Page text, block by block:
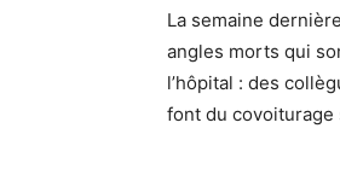
La semaine
angles morts qui
l’hôpital : des
font du covoiturage